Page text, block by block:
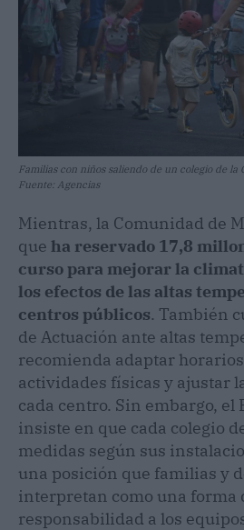
Familias con niños saliendo de un colegio de
Fuente: Agencias
Mientras, la Comunidad de
que ha reservado 17,8
curso para mejorar la
los efectos de las altas
centros públicos. También
de Actuación ante altas
recomienda adaptar
actividades físicas y ajustar
cada centro. Sin embargo, el
insiste en que cada colegio
medidas según sus
una posición que familias y
interpretan como una forma
responsabilidad a los